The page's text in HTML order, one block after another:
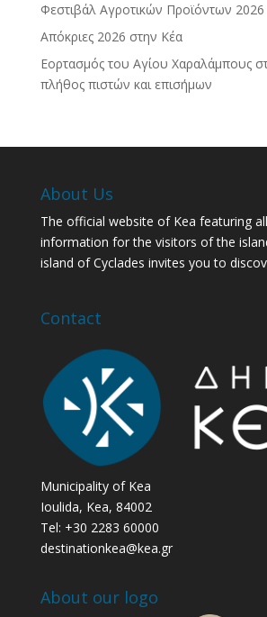
Φεστιβάλ Αγροτικών Προϊόντων 2026
Απόκριες 2026 στην Κέα
Εορτασμός του Αγίου Χαραλάμπους
πλήθος πιστών και επισήμων
About Us
The official website of Kea featuring
information for the visitors of the
island of Cyclades invites you to
Contact
Municipality of Kea
Ioulida, Kea, 84002
Tel: +30 2283 60000
destinationkea@kea.gr
About our logo